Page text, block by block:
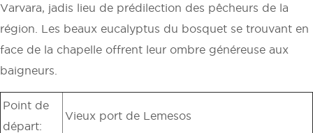
Varvara, jadis lieu de prédilection des pêcheurs de la
région. Les beaux eucalyptus du bosquet se trouvant en
face de la chapelle offrent leur ombre généreuse aux
baigneurs.
Point de
départ:
Vieux port de Lemesos